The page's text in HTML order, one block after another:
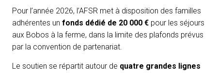
Pour l’année 2026, l’AFSR met à disposition des familles
adhérentes un fonds dédié de 20 000 € pour les séjours
aux Bobos à la ferme, dans la limite des plafonds prévus
par la convention de partenariat.
Le soutien se répartit autour de quatre grandes lignes